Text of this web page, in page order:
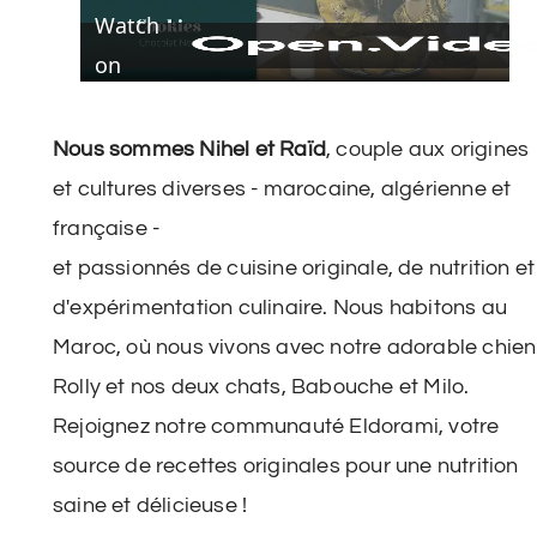
Video
Watch
on
Nous sommes Nihel et Raïd, couple aux origines
et cultures diverses - marocaine, algérienne et
française -
et passionnés de cuisine originale, de nutrition et
d'expérimentation culinaire. Nous habitons au
Maroc, où nous vivons avec notre adorable chien
Rolly et nos deux chats, Babouche et Milo.
Rejoignez notre communauté Eldorami, votre
source de recettes originales pour une nutrition
saine et délicieuse !